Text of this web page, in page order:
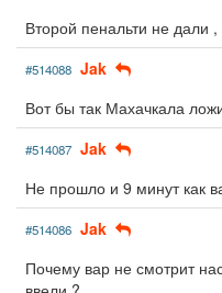
Второй пенальти не дали
#514088 Jak
Вот бы так Махачкала
#514087 Jak
Не прошло и 9 минут как
#514086 Jak
Почему вар не смотрит